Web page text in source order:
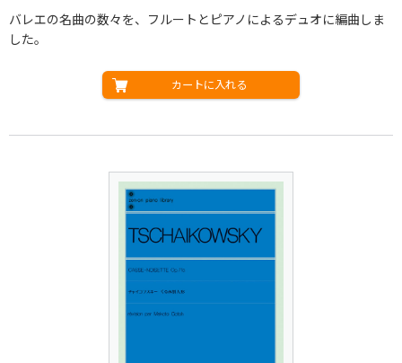
バレエの名曲の数々を、フルートとピアノによるデュオに編曲しま
した。
カートに入れる